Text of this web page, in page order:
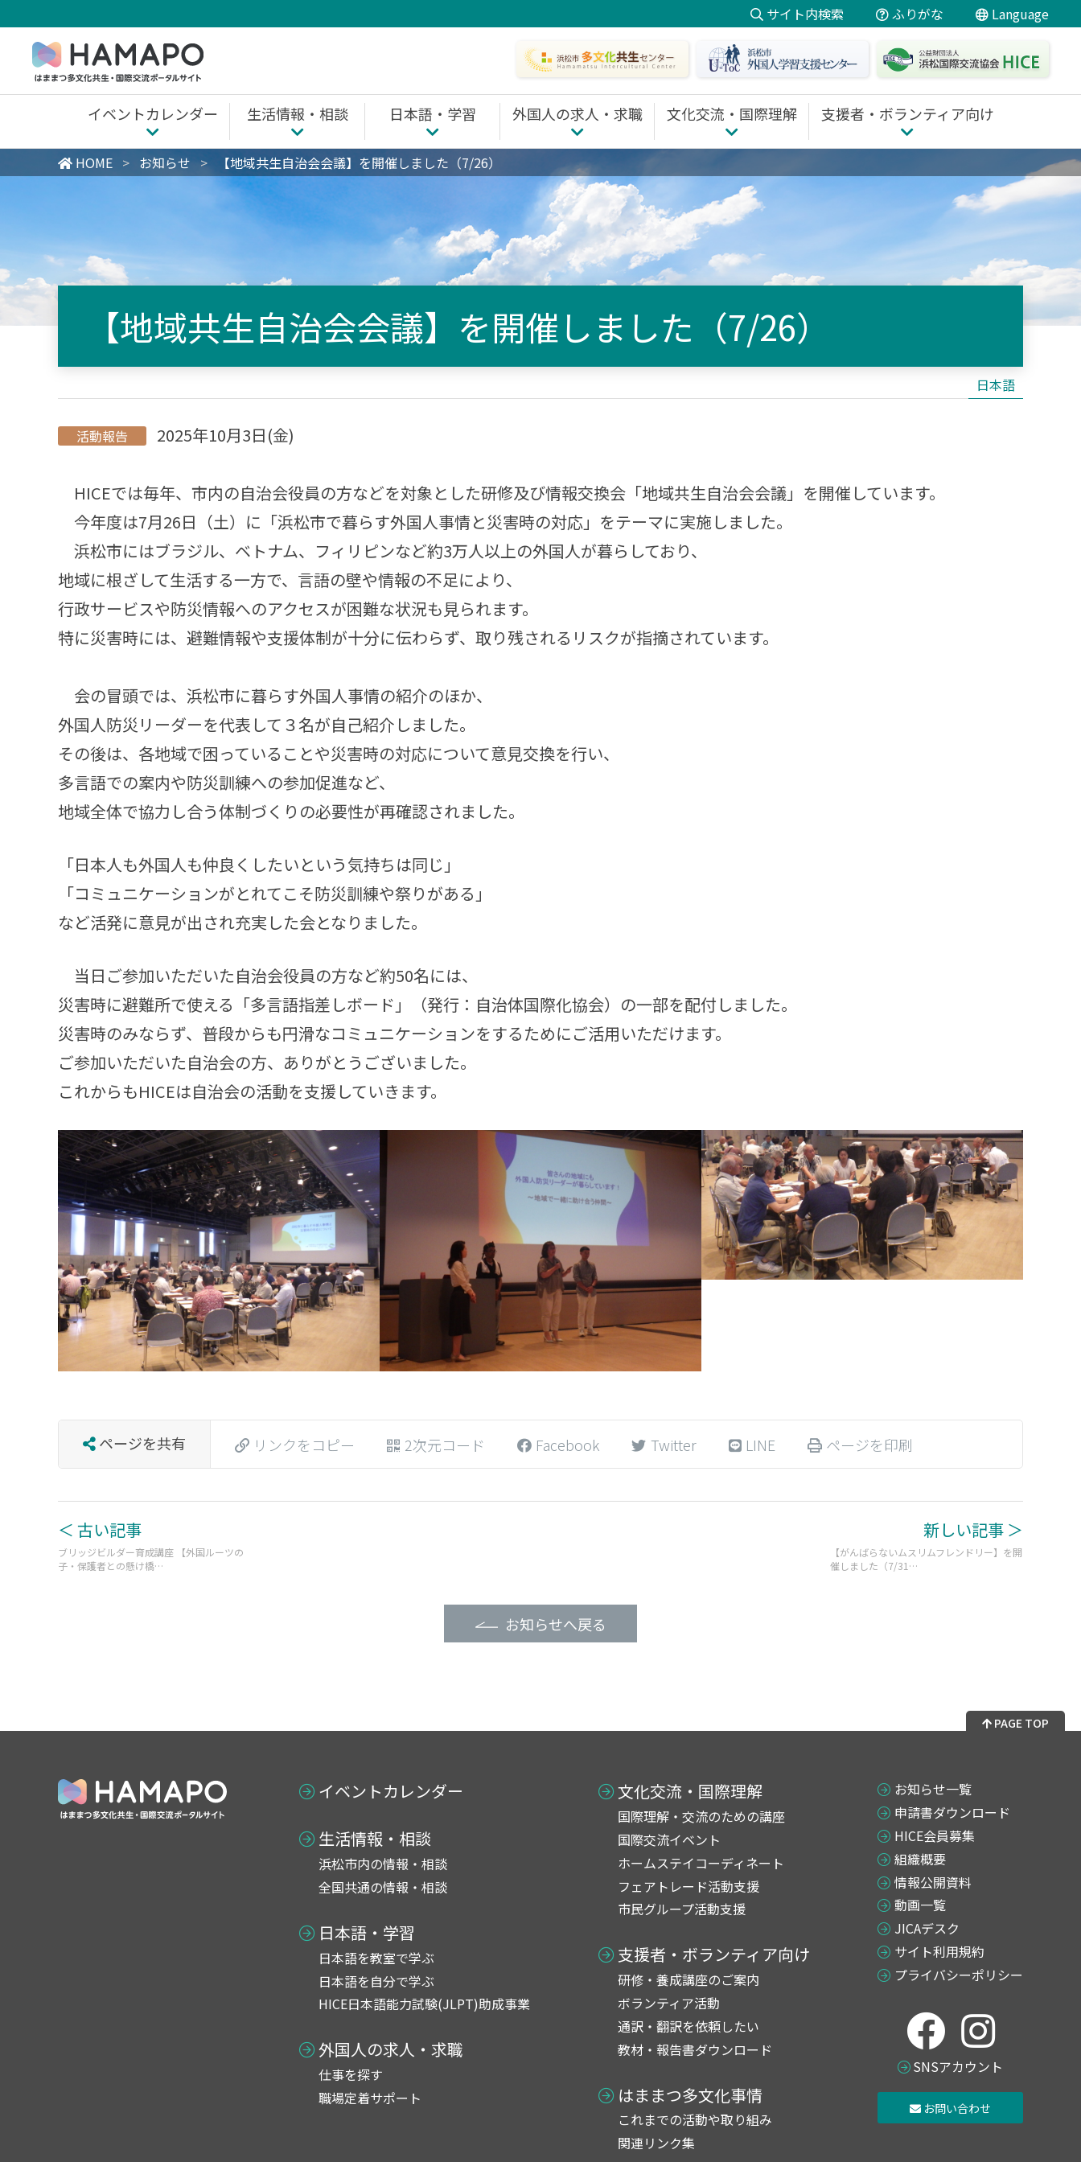
to
content
サイト内検索 ふりがな Language
日本語
やさしい日本語
にほんご
English
Português
Filipino
Tiếng Việt
Español
イベントカレンダー 生活情報・相談
生活情報・相談 TOP
浜松市内の情報・相談
全国共通
日本語・学習
日本語・学習 TOP
自分で学ぶ
HICE日本語能力試験（JLPT）助成事業
外国人の求人・求職
外国人の求人・求職 TOP
仕事を探す
職場定着サポート
文化交流・国際理解
文化交流・国際理解 TOP
国際理解・交流のための講座
国際交流イベント
ホームステイコーディネート
フェアトレード活動支援
市民グループ活動支援
支援者・ボランティア向け
研修・養成講座のご案内
ボランティア活動
教材・報告書ダウンロード
HOME > お知らせ > 【地域共生自治会会議】を開催しました（7/26）
【地域共生自治会会議】を開催しました（7/26）
日本語
活動報告 2025年10月3日(金)
HICEでは毎年、市内の自治会役員の方などを対象とした研修及び情報交換会「地域共生自治会会議」を開催しています。
今年度は7月26日（土）に「浜松市で暮らす外国人事情と災害時の対応」をテーマに実施しました。
浜松市にはブラジル、ベトナム、フィリピンなど約3万人以上の外国人が暮らしており、
地域に根ざして生活する一方で、言語の壁や情報の不足により、
行政サービスや防災情報へのアクセスが困難な状況も見られます。
特に災害時には、避難情報や支援体制が十分に伝わらず、取り残されるリスクが指摘されています。
会の冒頭では、浜松市に暮らす外国人事情の紹介のほか、
外国人防災リーダーを代表して３名が自己紹介しました。
その後は、各地域で困っていることや災害時の対応について意見交換を行い、
多言語での案内や防災訓練への参加促進など、
地域全体で協力し合う体制づくりの必要性が再確認されました。
「日本人も外国人も仲良くしたいという気持ちは同じ」
「コミュニケーションがとれてこそ防災訓練や祭りがある」
など活発に意見が出され充実した会となりました。
当日ご参加いただいた自治会役員の方など約50名には、
災害時に避難所で使える「多言語指差しボード」（発行：自治体国際化協会）の一部を配付しました。
災害時のみならず、普段からも円滑なコミュニケーションをするためにご活用いただけます。
ご参加いただいた自治会の方、ありがとうございました。
これからもHICEは自治会の活動を支援していきます。
ページを共有 リンクをコピー 2次元コード Facebook Twitter LINE ページを印刷
＜ 古い記事
ブリッジビルダー育成講座 【外国ルーツの
子・保護者との懸け橋…
新しい記事 ＞
【がんばらないムスリムフレンドリー】を開
催しました（7/31…
お知らせへ戻る
PAGE TOP
イベントカレンダー
生活情報・相談
浜松市内の情報・相談
全国共通の情報・相談
日本語・学習
日本語を教室で学ぶ
日本語を自分で学ぶ
HICE日本語能力試験(JLPT)助成事業
外国人の求人・求職
仕事を探す
職場定着サポート
文化交流・国際理解
国際理解・交流のための講座
国際交流イベント
ホームステイコーディネート
フェアトレード活動支援
市民グループ活動支援
支援者・ボランティア向け
研修・養成講座のご案内
ボランティア活動
通訳・翻訳を依頼したい
教材・報告書ダウンロード
はままつ多文化事情
これまでの活動や取り組み
関連リンク集
お知らせ一覧
申請書ダウンロード
HICE会員募集
組織概要
情報公開資料
動画一覧
JICAデスク
サイト利用規約
プライバシーポリシー
SNSアカウント
お問い合わせ